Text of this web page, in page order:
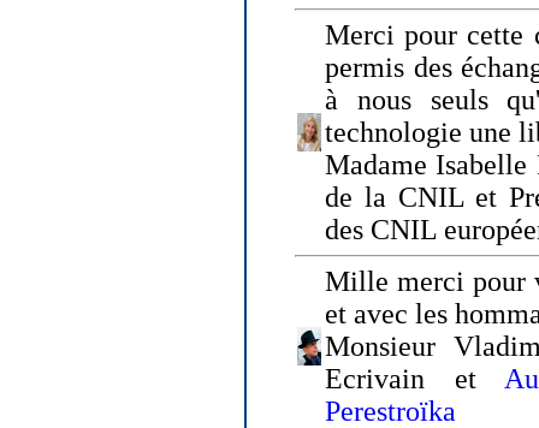
Merci pour cette
permis des
à nous seuls
technologie une
Madame Isabelle
de la CNIL et
des CNIL
Mille merci pour
et avec les
Monsieur
Ecrivain et
Perestroïka